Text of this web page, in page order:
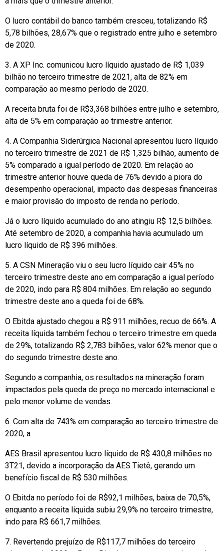
O lucro contábil do banco também cresceu, totalizando R$
5,78 bilhões, 28,67% que o registrado entre julho e setembro
de 2020.
3. A XP Inc. comunicou lucro líquido ajustado de R$ 1,039
bilhão no terceiro trimestre de 2021, alta de 82% em
comparação ao mesmo período de 2020.
A receita bruta foi de R$3,368 bilhões entre julho e setembro,
alta de 5% em comparação ao trimestre anterior.
4. A Companhia Siderúrgica Nacional apresentou lucro líquido
no terceiro trimestre de 2021 de R$ 1,325 bilhão, aumento de
5% comparado a igual período de 2020. Em relação ao
trimestre anterior houve queda de 76% devido a piora do
desempenho operacional, impacto das despesas financeiras
e maior provisão do imposto de renda no período.
Já o lucro líquido acumulado do ano atingiu R$ 12,5 bilhões.
Até setembro de 2020, a companhia havia acumulado um
lucro líquido de R$ 396 milhões.
5. A CSN Mineração viu o seu lucro líquido cair 45% no
terceiro trimestre deste ano em comparação a igual período
de 2020, indo para R$ 804 milhões. Em relação ao segundo
trimestre deste ano a queda foi de 68%.
O Ebitda ajustado chegou a R$ 911 milhões, recuo de 66%. A
receita líquida também fechou o terceiro trimestre em queda
de 29%, totalizando R$ 2,783 bilhões, valor 62% menor que o
do segundo trimestre deste ano.
Segundo a companhia, os resultados na mineração foram
impactados pela queda de preço no mercado internacional e
pelo menor volume de vendas.
6. Com alta de 743% em comparação ao terceiro trimestre de
2020, a
AES Brasil apresentou lucro líquido de R$ 430,8 milhões no
3T21, devido a incorporação da AES Tietê, gerando um
benefício fiscal de R$ 530 milhões.
O Ebitda no período foi de R$92,1 milhões, baixa de 70,5%,
enquanto a receita líquida subiu 29,9% no terceiro trimestre,
indo para R$ 661,7 milhões.
7. Revertendo prejuízo de R$117,7 milhões do terceiro